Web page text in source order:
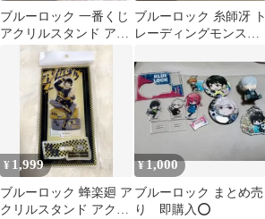
ブルーロック 一番くじ
アクリルスタンド アク
スタ 潔世一
ブルーロック 糸師冴 ト
レーディングモンスタ
¥ 1,999
ブルーロック 蜂楽廻 ア
クリルスタンド アクス
¥1,000
ブルーロック まとめ売
り 即購入⭕️